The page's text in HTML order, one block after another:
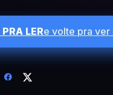
LERe volte pra ver